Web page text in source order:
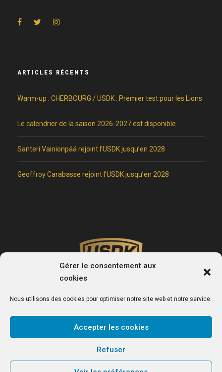
Gérer le consentement aux
cookies
Nous utilisons des cookies pour optimiser notre site web et notre service.
Accepter les cookies
Refuser
ARTICLES RÉCENTS
Warm-up : CHERBOURG / USDK : Premier test pour les Lions
Le calendrier de la saison 2026-2027 est disponible
Santeri Vainionpää rejoint l’USDK jusqu’en 2028
Geoffroy Carabasse rejoint l’USDK jusqu’en 2028
USDK